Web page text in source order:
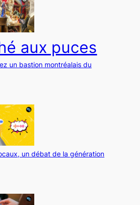
aux puces
un bastion montréalais du
un débat de la génération